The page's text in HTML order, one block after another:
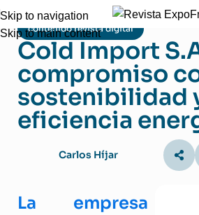
Skip to navigation
Skip to main content
contenido revista digital
Cold Import
compromiso
sostenibilidad
eficiencia
Carlos Híjar
La empresa